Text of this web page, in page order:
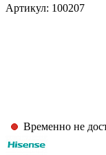
Артикул: 100207
Временно не